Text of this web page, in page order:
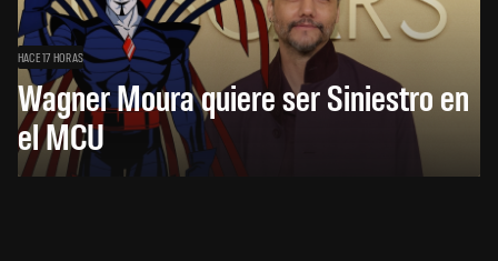
HACE 17 HORAS
Wagner Moura quiere ser Siniestro en
el MCU